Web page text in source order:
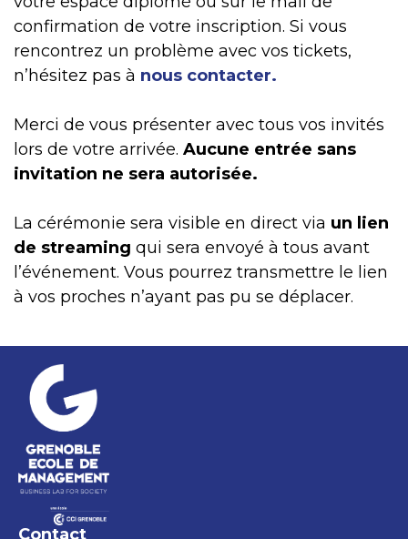
confirmation de votre inscription. Si vous
rencontrez un problème avec vos tickets,
n’hésitez pas à nous contacter.
Merci de vous présenter avec tous vos invités
lors de votre arrivée. Aucune entrée sans
invitation ne sera autorisée.
La cérémonie sera visible en direct via un lien
de streaming qui sera envoyé à tous avant
l’événement. Vous pourrez transmettre le lien
à vos proches n’ayant pas pu se déplacer.
Contact